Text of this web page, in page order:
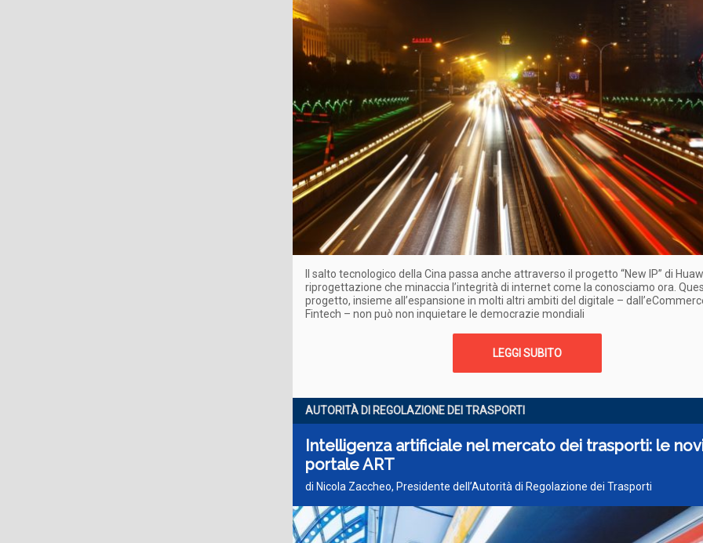
Il salto tecnologico della Cina passa anche attraverso il progetto “New IP” di
riprogettazione che minaccia l’integrità di internet come la conosciamo ora.
progetto, insieme all’espansione in molti altri ambiti del digitale –
Fintech – non può non inquietare le democrazie mondiali
LEGGI SUBITO
AUTORITÀ DI REGOLAZIONE DEI TRASPORTI
Intelligenza artificiale nel mercato dei trasporti: le
portale ART
di Nicola Zaccheo, Presidente dell’Autorità di Regolazione dei Trasporti